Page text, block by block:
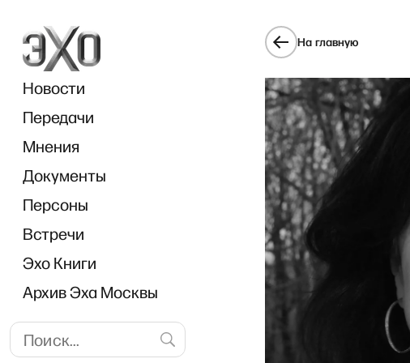
Новости
Передачи
Мнения
Документы
Персоны
Встречи
Эхо Книги
Архив Эха Москвы
На главную